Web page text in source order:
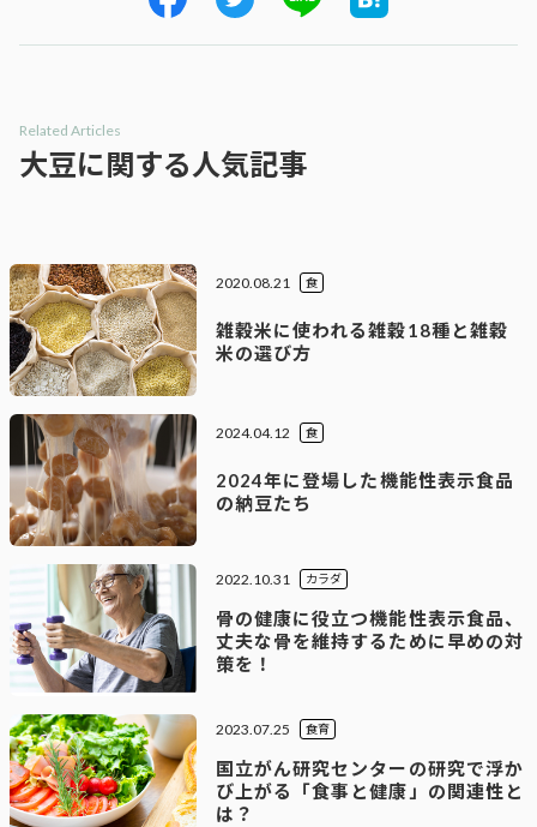
Related Articles
大豆に関する人気記事
2020.08.21
雑穀米に使われる雑穀18種と雑穀
米の選び方
食
2024.04.12
2024年に登場した機能性表示食品
の納豆たち
食
2022.10.31
骨の健康に役立つ機能性表示食品、
丈夫な骨を維持するために早めの対
策を！
カラダ
2023.07.25
国立がん研究センターの研究で浮か
び上がる「食事と健康」の関連性と
は？
食育